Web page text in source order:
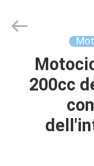
CASA
PRODOTTI
Rongyao
Vehicle
200cc